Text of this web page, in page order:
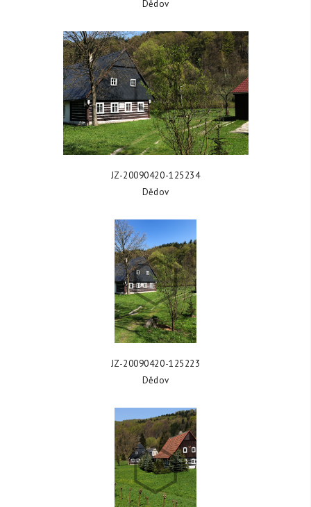
Dědov
ZOBRAZIT FOTKU
JZ-20090420-125234
Dědov
ZOBRAZIT FOTKU
JZ-20090420-125223
Dědov